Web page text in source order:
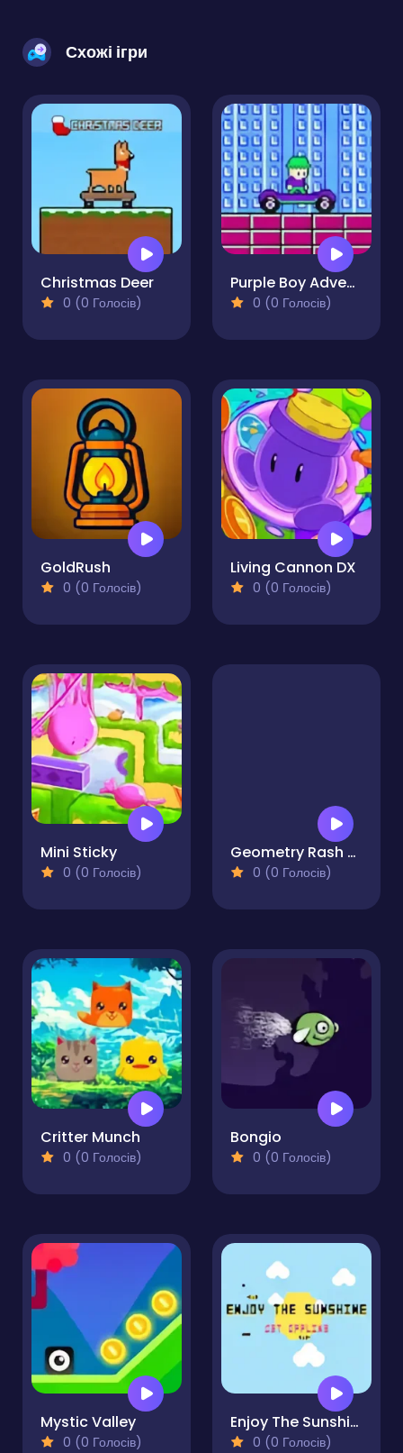
Схожі ігри
Christmas Deer
0 (0 Голосів)
Purple Boy Adventure
0 (0 Голосів)
GoldRush
0 (0 Голосів)
Living Cannon DX
0 (0 Голосів)
Mini Sticky
0 (0 Голосів)
Geometry Rash But MCraft
0 (0 Голосів)
Critter Munch
0 (0 Голосів)
Bongio
0 (0 Голосів)
Mystic Valley
0 (0 Голосів)
Enjoy The Sunshine
0 (0 Голосів)